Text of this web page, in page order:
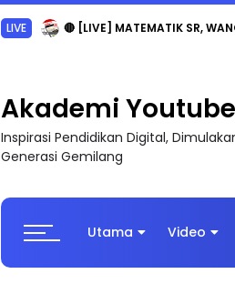
LIVE 🔴 [LIVE] MATEMATIK SR,
Akademi
Inspirasi Pendidikan Digital,
Generasi Gemilang
Utama Video